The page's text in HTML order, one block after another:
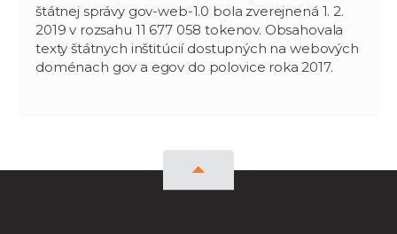
štátnej správy gov-web-1.0 bola zverejnená 1. 2.
2019 v rozsahu 11 677 058 tokenov. Obsahovala
texty štátnych inštitúcií dostupných na webových
doménach gov a egov do polovice roka 2017.